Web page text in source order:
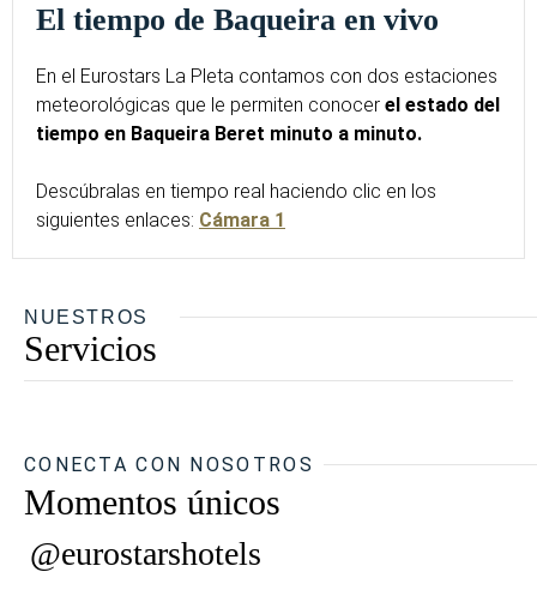
El tiempo de Baqueira en vivo
En el Eurostars La Pleta contamos con dos estaciones
meteorológicas que le permiten conocer el estado del
tiempo en Baqueira Beret minuto a minuto.
Descúbralas en tiempo real haciendo clic en los
siguientes enlaces: Cámara 1
NUESTROS
Servicios
CONECTA CON NOSOTROS
Momentos únicos
@eurostarshotels